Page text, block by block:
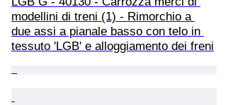
modellini di treni (1) - Rimorchio a
due assi a pianale basso con telo in
tessuto 'LGB' e alloggiamento dei freni